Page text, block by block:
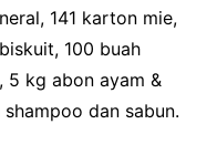
141 karton mie,
100 buah
5 kg abon ayam &
dan sabun.